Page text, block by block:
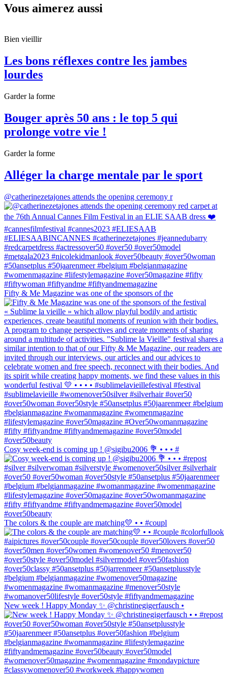
Vous aimerez aussi
Bien vieillir
Les bons réflexes contre les jambes
lourdes
Garder la forme
Bouger après 50 ans : le top 5 qui
prolonge votre vie !
Garder la forme
Alléger la charge mentale par le sport
@catherinezetajones attends the opening ceremony r
Fifty & Me Magazine was one of the sponsors of the
Cosy week-end is coming up ! @sigibu2006 💐 • • • #
The colors & the couple are matching💛 • • #coupl
New week ! Happy Monday ✨ @christinegigerfausch •